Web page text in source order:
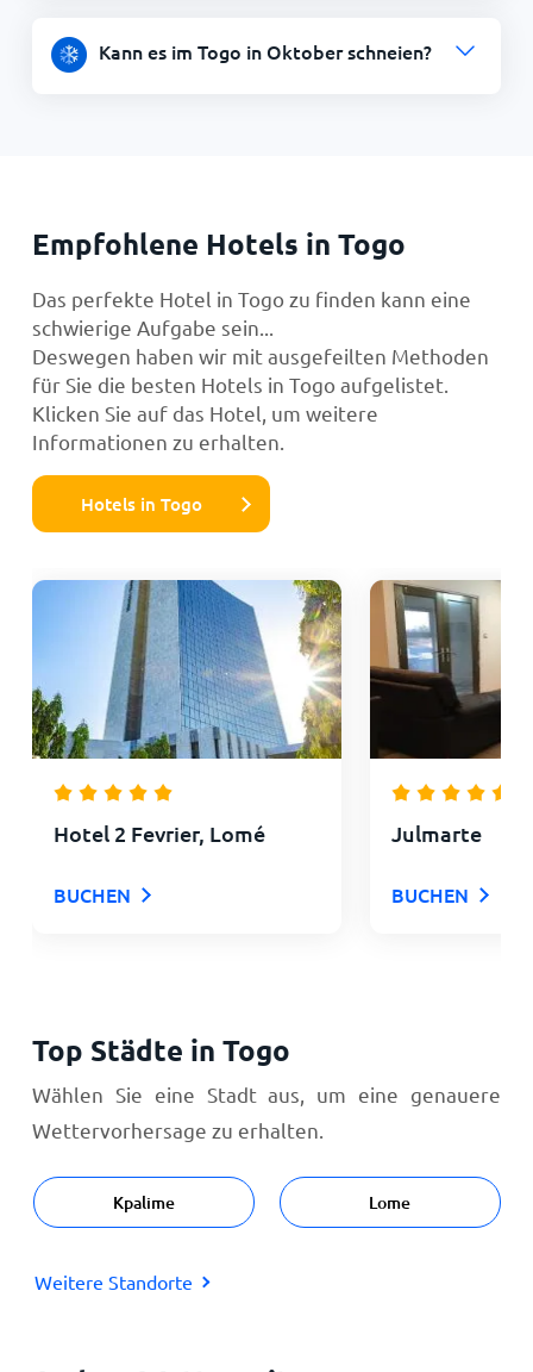
Kann es im Togo in Oktober schneien?
Empfohlene Hotels in Togo
Das perfekte Hotel in Togo zu finden kann eine
schwierige Aufgabe sein...
Deswegen haben wir mit ausgefeilten Methoden
für Sie die besten Hotels in Togo aufgelistet.
Klicken Sie auf das Hotel, um weitere
Informationen zu erhalten.
Hotels in Togo
Hotel 2 Fevrier, Lomé
BUCHEN
Julmarte
BUCHEN
Top Städte in Togo
Wählen Sie eine Stadt aus, um eine genauere
Wettervorhersage zu erhalten.
Kpalime Lome
Weitere Standorte